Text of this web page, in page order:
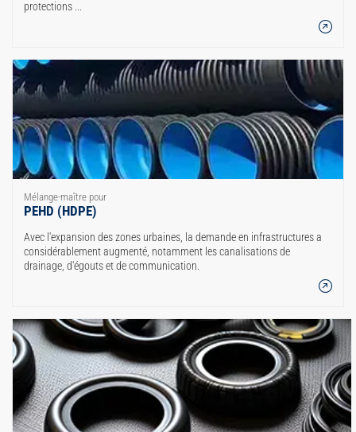
protections ...
Mélange-maître pour
PEHD (HDPE)
Avec l'expansion des zones urbaines, la demande en infrastructures a
considérablement augmenté, notamment les canalisations de
drainage, d'égouts et de communication.